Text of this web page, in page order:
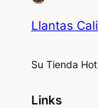
Llantas
Su Tienda
Links